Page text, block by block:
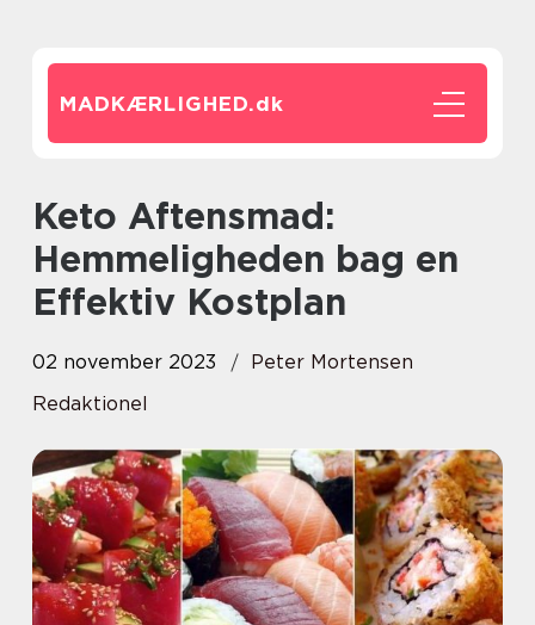
MADKÆRLIGHED.dk
Keto Aftensmad:
Hemmeligheden bag en
Effektiv Kostplan
02 november 2023
Peter Mortensen
Redaktionel